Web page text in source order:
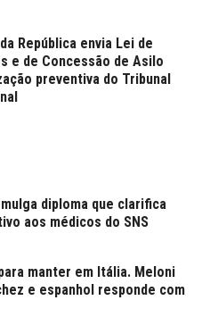
República envia Lei de
e de Concessão de Asilo
preventiva do Tribunal
diploma que clarifica
aos médicos do SNS
manter em Itália. Meloni
e espanhol responde com